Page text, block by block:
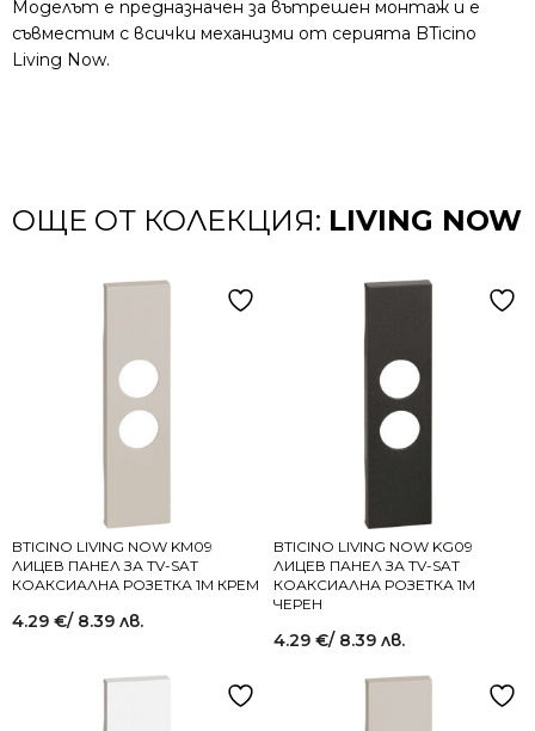
Моделът е предназначен за вътрешен монтаж и е
съвместим с всички механизми от серията BTicino
Living Now.
ОЩЕ ОТ КОЛЕКЦИЯ: LIVING NOW
BTICINO LIVING NOW KM09
ЛИЦЕВ ПАНЕЛ ЗА TV-SAT
КОАКСИАЛНА РОЗЕТКА 1M КРЕМ
4.29 €/ 8.39 лв.
BTICINO LIVING NOW KG09
ЛИЦЕВ ПАНЕЛ ЗА TV-SAT
КОАКСИАЛНА РОЗЕТКА 1M
ЧЕРЕН
4.29 €/ 8.39 лв.